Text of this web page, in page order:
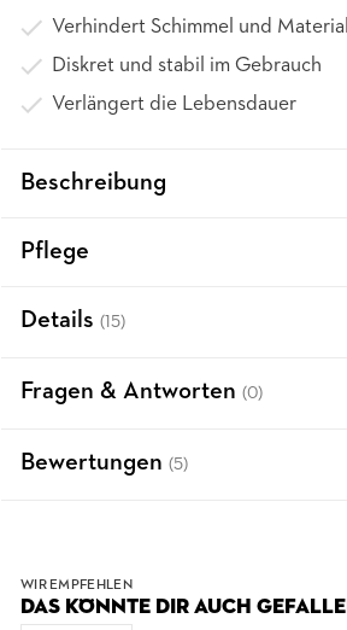
Verhindert Schimmel und
Diskret und stabil im Gebrauch
Verlängert die Lebensdauer
Beschreibung
Pflege
Details (15)
Fragen & Antworten (0)
Bewertungen (5)
WIR EMPFEHLEN
DAS KÖNNTE DIR AUCH